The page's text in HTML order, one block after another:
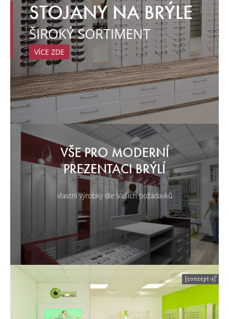
STOJANY NA BRÝLE
ŠIROKÝ SORTIMENT
VÍCE ZDE
VŠE PRO MODERNÍ
PREZENTACI BRÝLÍ
vlastní výrobky dle Vašich požadavků